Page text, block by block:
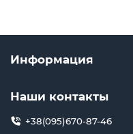
Информация
Наши контакты
+38(095)670-87-46